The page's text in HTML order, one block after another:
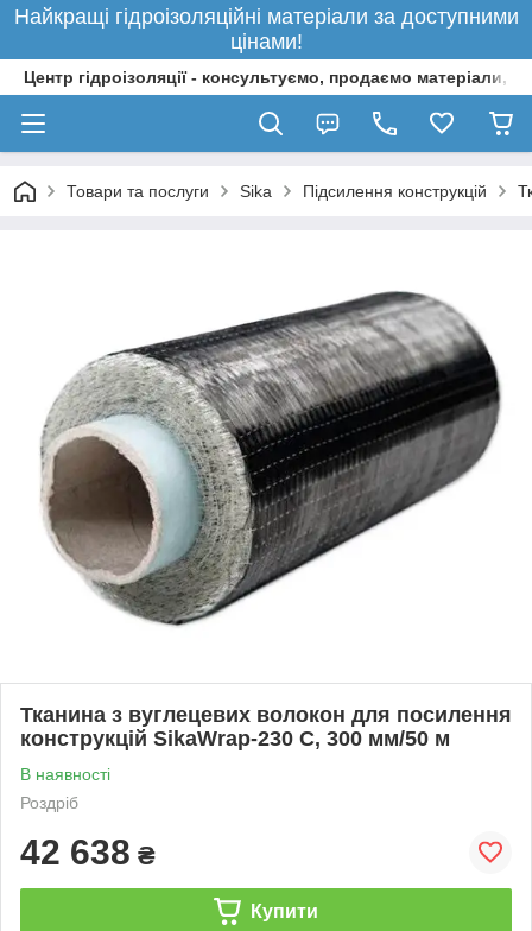
Найкращі гідроізоляційні матеріали за доступними
цінами!
Центр гідроізоляції - консультуємо, продаємо матеріали,
Товари та послуги Sika Підсилення конструкцій
Тканина з вуглецевих волокон для посилення
конструкцій SikaWrap-230 C, 300 мм/50 м
В наявності
Роздріб
42 638 ₴
Купити